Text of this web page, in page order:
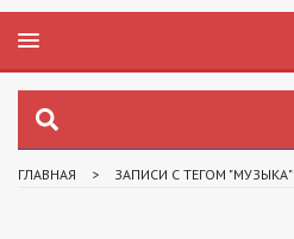
ГЛАВНАЯ > ЗАПИСИ С ТЕГОМ "МУЗЫКА"